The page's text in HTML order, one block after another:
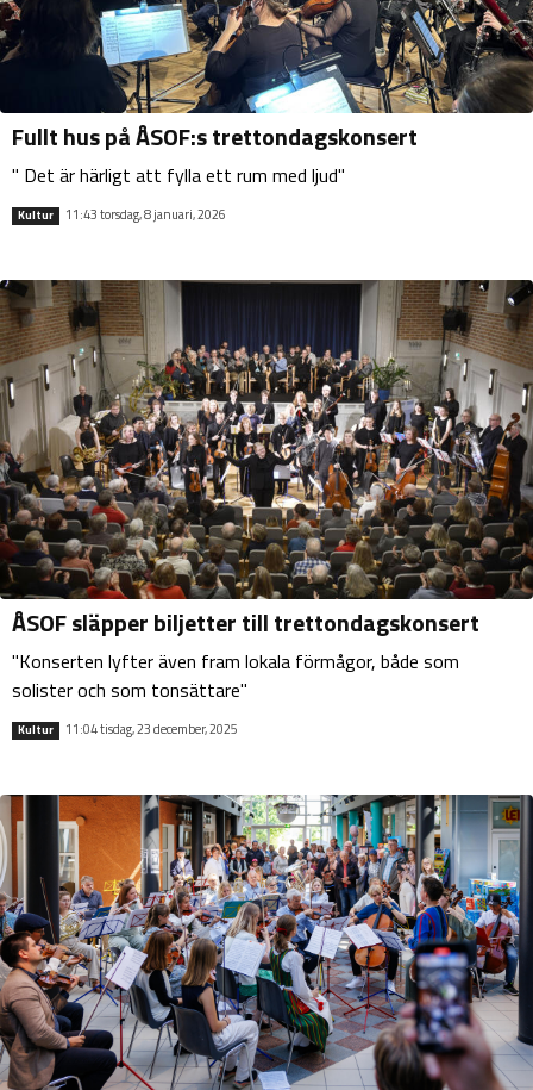
Fullt hus på ÅSOF:s trettondagskonsert
" Det är härligt att fylla ett rum med ljud"
Kultur 11:43 torsdag, 8 januari, 2026
ÅSOF släpper biljetter till trettondagskonsert
"Konserten lyfter även fram lokala förmågor, både som
solister och som tonsättare"
Kultur 11:04 tisdag, 23 december, 2025